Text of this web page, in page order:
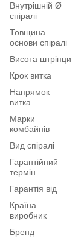
Внутрішній Ø
спіралі
Товщина
основи спіралі
Висота штріпци
Крок витка
Напрямок
витка
Марки
комбайнів
Вид спіралі
Гарантійний
термін
Гарантія від
Країна
виробник
Бренд